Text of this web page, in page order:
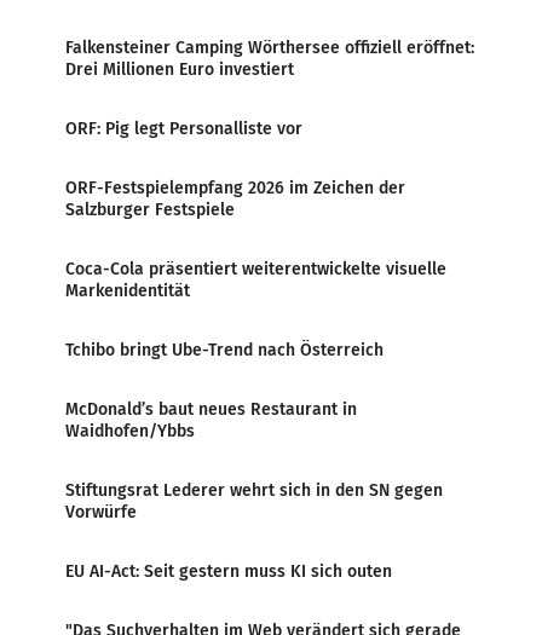
Falkensteiner Camping Wörthersee offiziell eröffnet:
Drei Millionen Euro investiert
ORF: Pig legt Personalliste vor
ORF-Festspielempfang 2026 im Zeichen der
Salzburger Festspiele
Coca-Cola präsentiert weiterentwickelte visuelle
Markenidentität
Tchibo bringt Ube-Trend nach Österreich
McDonald’s baut neues Restaurant in
Waidhofen/Ybbs
Stiftungsrat Lederer wehrt sich in den SN gegen
Vorwürfe
EU AI-Act: Seit gestern muss KI sich outen
"Das Suchverhalten im Web verändert sich gerade